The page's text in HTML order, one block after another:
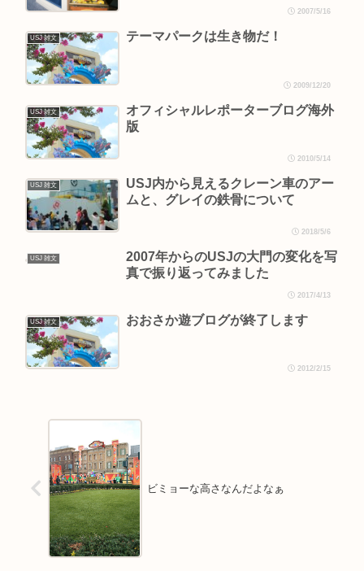
2007/5/16
USJ 雑文 テーマパークは生き物だ！
2009/12/20
USJ 雑文
オフィシャルレポーターブログ海外
版
2010/5/14
USJ 雑文
USJ内から見えるクレーン車のアー
ムと、グレイの鉄骨について
2018/5/6
USJ 雑文
2007年からのUSJの大門の変化を写
真で振り返ってみました
2017/4/13
USJ 雑文 おおさか遊ブログが終了します
2012/2/15
ビミョーな高さなんだよなぁ